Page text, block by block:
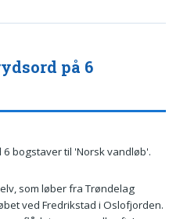
på 6
bogstaver til 'Norsk vandløb'.
som løber fra Trøndelag
ved Fredrikstad i Oslofjorden.